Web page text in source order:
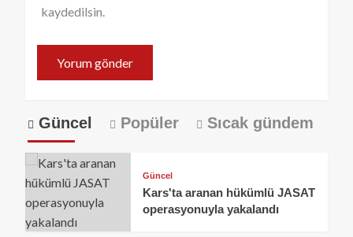
kaydedilsin.
Güncel Popüler Sıcak gündem
Güncel
Kars'ta aranan hükümlü JASAT
operasyonuyla yakalandı